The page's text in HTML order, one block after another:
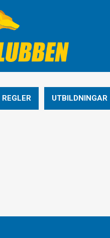
REGLER UTBILDNINGAR